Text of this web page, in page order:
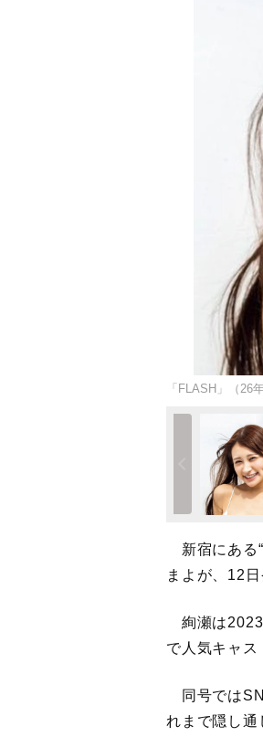
「FLASH」（26
新宿にある
まよが、12
絢瀬は2023
で人気キャス
同号では
れまで隠し通